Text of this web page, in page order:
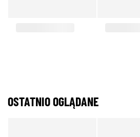
OSTATNIO OGLĄDANE